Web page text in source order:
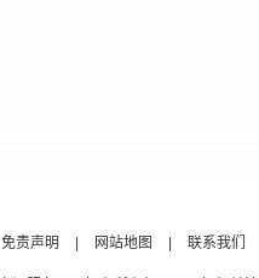
免责声明 网站地图 联系我们